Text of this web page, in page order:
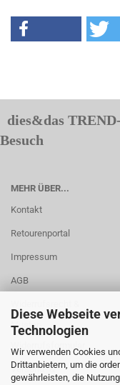
Diese Webseite
Technologien
Wir verwenden Cookies
Drittanbietern, um die
gewährleisten, die
dies&das
Besuch
MEHR ÜBER...
Kontakt
Retourenportal
Impressum
AGB
Muster-
Widerrufsformular
Versand- &